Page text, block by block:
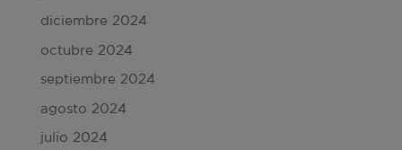
diciembre 2024
octubre 2024
septiembre 2024
agosto 2024
julio 2024